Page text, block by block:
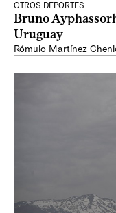
OTROS DEPORTES
Bruno
Uruguay
Rómulo Martínez